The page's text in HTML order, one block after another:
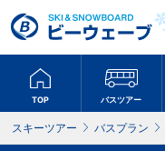
TOP バスツアー
スキーツアー バスプラン